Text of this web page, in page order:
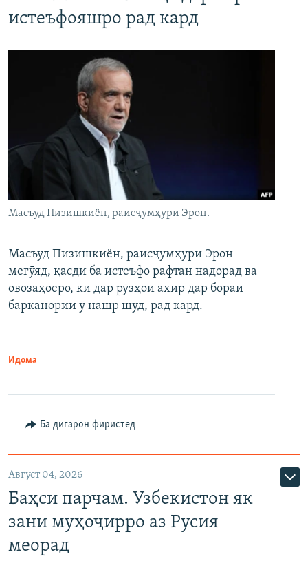
истеъфояшро рад кард
Масъуд Пизишкиён, раисҷумҳури Эрон.
Масъуд Пизишкиён, раисҷумҳури Эрон
мегӯяд, қасди ба истеъфо рафтан надорад ва
овозаҳоеро, ки дар рӯзҳои ахир дар бораи
барканории ӯ нашр шуд, рад кард.
Идома
Ба дигарон фиристед
Август 04, 2026
Баҳси парчам. Узбекистон як
зани муҳоҷирро аз Русия
меорад